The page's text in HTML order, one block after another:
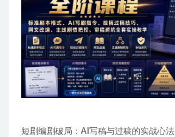
短剧编剧破局：AI写稿与过稿的实战心法